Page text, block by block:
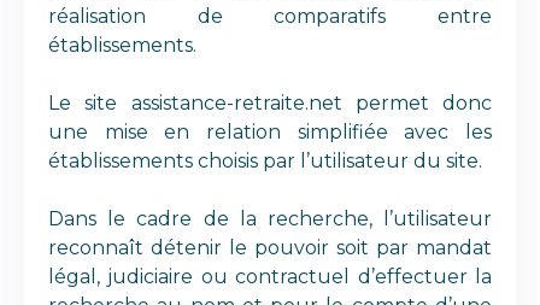
réalisation de comparatifs entre
établissements.
Le site assistance-retraite.net permet donc
une mise en relation simplifiée avec les
établissements choisis par l’utilisateur du site.
Dans le cadre de la recherche, l’utilisateur
reconnaît détenir le pouvoir soit par mandat
légal, judiciaire ou contractuel d’effectuer la